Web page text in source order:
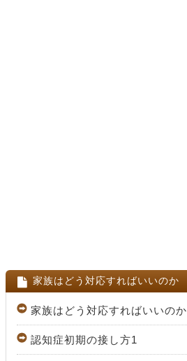
家族はどう対応すればいいのか
家族はどう対応すればいいのか
認知症初期の接し方1